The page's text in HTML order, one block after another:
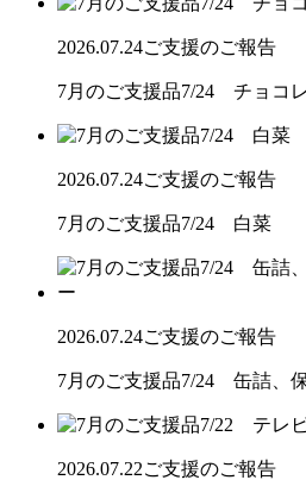
2026.07.24ご支援のご報告
7月のご支援品7/24 チョコ
2026.07.24ご支援のご報告
7月のご支援品7/24 白菜
2026.07.24ご支援のご報告
7月のご支援品7/24 缶詰、
2026.07.22ご支援のご報告